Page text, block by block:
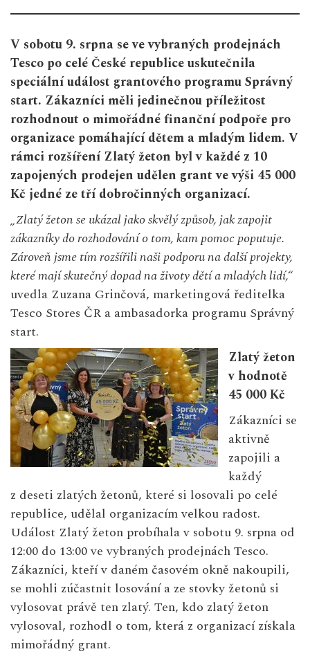
V sobotu 9. srpna se ve vybraných prodejnách
Tesco po celé České republice uskutečnila
speciální událost grantového programuSprávný
start. Zákazníci měli jedinečnou příležitost
rozhodnout o mimořádné finanční podpoře pro
organizace pomáhající dětem a mladým lidem. V
rámci rozšíření Zlatý žeton byl v každé z 10
zapojených prodejen udělen grant ve výši 45 000
Kč jedné ze tří dobročinných organizací.
„Zlatý žeton se ukázal jako skvělý způsob, jak zapojit
zákazníky do rozhodování o tom, kam pomoc poputuje.
Zároveň jsme tím rozšířili naši podporu na další projekty,
které mají skutečný dopad na životy dětí a mladých lidí,“
uvedla Zuzana Grinčová, marketingová ředitelka
Tesco Stores ČR a ambasadorka programu Správný
start.
Zlatý žeton
v hodnotě
45 000 Kč
Zákazníci se
aktivně
zapojili a
každý
z deseti zlatých žetonů, které si losovali po celé
republice, udělal organizacím velkou radost.
Událost Zlatý žeton probíhala v sobotu 9. srpna od
12:00 do 13:00 ve vybraných prodejnách Tesco.
Zákazníci, kteří v daném časovém okně nakoupili,
se mohli zúčastnit losování a ze stovky žetonů si
vylosovat právě ten zlatý. Ten, kdo zlatý žeton
vylosoval, rozhodl o tom, která z organizací získala
mimořádný grant.